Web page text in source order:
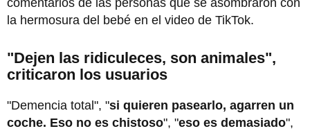
comentarios de las personas que se asombraron con
la hermosura del bebé en el video de TikTok.
"Dejen las ridiculeces, son animales",
criticaron los usuarios
"Demencia total", "si quieren pasearlo, agarren un
coche. Eso no es chistoso", "eso es demasiado",